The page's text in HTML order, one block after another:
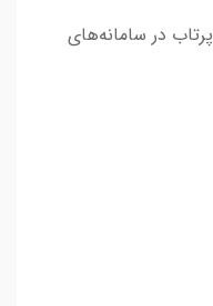
در سامانه‌های